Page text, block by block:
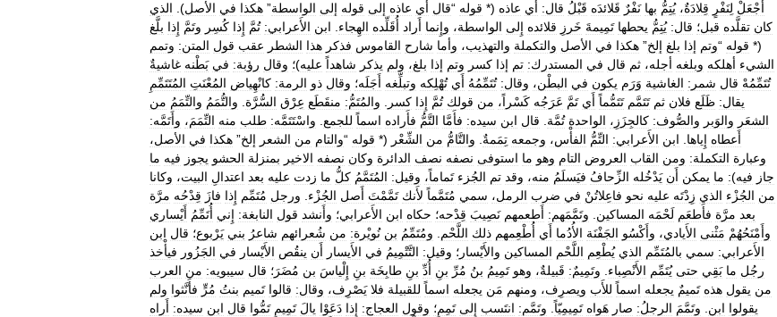
أَجْعَلْ لِنَفْرٍ قِلادَةٌ، يُتِمُّ بها نَفْرٌ قَلائدَه قَبْلُ قال: أَي عاذه (* قوله “قال أي عاذه إلى قوله إلى الواسطة” هكذا في الأصل). الذي
كان تقلَّده قبل؛ قال: يُتِمُّ يحطها تَمِيمةَ خَرزِ قلائده إِلى الواسطة، وإِنما أَراد أُقَلِّده الهِجاء ابن الأَعرابي: تُمَّ إِذا كُسِر وتَمَّ إِذا بلَّغ
(* قوله “وتم إذا بلغ إلخ” هكذا في الأصل والتكملة والتهذيب، وأما شارح القاموس فذكر هذا الشطر عقب قول المتن: وتمم
الشيء أهلكه وبلغه أجله، ثم قال في المستدرك: تم إذا كسر وتم إذا بلغ، ولم يذكر شاهداً عليه)؛ وقال رؤبة: في بَطْنه غاشيةٌ
تُتَمِّمُهْ قال شمر: الغاشية وَرَم يكون في البطْن، وقال: تُتَمِّمُهُ أَي تُهْلِكه وتبلِّغه أَجَلَه؛ وقال ذو الرمة: كانْهِياض المُعْنَتِ المُتَتَمِّمِ
يقال: ظَلَع فلان ثم تَتَمَّم تَتَمُّماً أَي تَمَّ عَرَجُه كَسْراً، من قولك تُمَّ إِذا كسر والمُتَمُّ: منقَطَع عِرْق السُّرَّة والتُّمَمُ والتِّمَمُ من
الشعَر والوَبر والصُّوف: كالجِزَزِ، الواحدة تُمَّة قال ابن سيده: فأَمَّا التَّمُّ فأَراده اسماً للجمع واسْتَتَمَّه: طلب منه التِّمَمَ، وأَتَمَّه:
أَعطاه إِياها ابن الأَعرابي: التِّمُّ الفأْس، وجمعه تِمَمةٌ والتَّامُّ من الشِّعْر (* قوله “والتام من الشعر إلخ” هكذا في الأصل،
وعبارة التكملة: ومن القاب العروض التام وهو ما استوفى نصفه نصف الدائرة وكان نصفه الاخير بمنزلة الحشو يجوز فيه ما
جاز فيه)
: ما يمكن أَن يَدْخُله الزِّحافُ فيَسلَمُ منه، وقد تم الجُزء تَماماً، وقيل: المُتَمَّمُ كلُّ ما زدت عليه بعد اعتدالِ البيت، وكانا
من الجُزْء الذي زِدْتَه عليه نحو فاعِلاتُنْ في ضرب الرمل، سمي مُتَمَّماً لأَنك تَمَّمْتَ أَصل الجُزْء ورجل مُتَمِّم إِذا فازَ قِدْحُه مرَّة
بعد مرَّة فأَطعَم لَحْمَه المساكين وتَمَّمَهم: أَطعمهم نَصِيبَ قِدْحه؛ حكاه ابن الأَعرابي؛ وأَنشد قول النابغة: إِني أُتَمِّمُ أَيْساري
وأَمْنَحُهُمْ مَثْنى الأَيادي، وأَكْسُو الجَفْنَة الأُدُما أَي أُطْعِمهم ذلك اللَّحْم ومُتَمِّمُ بن نُويْرة: من شُعرائهم شاعرُ بني يَرْبوع؛ قال ابن
الأَعرابي: سمي بالمُتَمِّم الذي يُطْعِم اللَّحْم المساكين والأَيْسار؛ وقيل: التَّتْمِيمُ في الأَيسار أَن ينقُص الأَيْسار في الجَزُور فيأْخذ
رجُل ما بَقِي حتى يُتَمِّم الأَنْصِباء وتَمِيمٌ: قَبيلةٌ، وهو تَمِيمُ بنُ مُرِّ بنِ أُدِّ بنِ طابِخَة بنِ إِلْياسَ بن مُضَرَ؛ قال سيبويه: من العرب
من يقول هذه تَميمٌ يجعله اسماً للأَب ويصرِف، ومنهم مَن يجعله اسماً للقبيلة فلا يَصْرِف، وقال: قالوا تَميم بنتُ مُرٍّ فأَنَّثوا ولم
يقولوا ابن وتَمَّمَ الرجلُ: صار هَواه تَمِيمِيّاً وتَمَّم: انتَسب إِلى تَمِمٍ؛ وقول العجاج: إِذا دَعَوْا يالَ تَمِيمٍ تَمُّوا قال ابن سيده: أَراه